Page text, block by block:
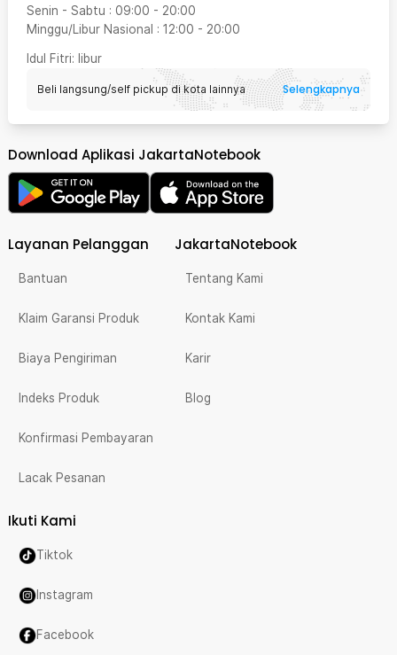
Senin - Sabtu : 09:00 - 20:00
Minggu/Libur Nasional : 12:00 - 20:00
Idul Fitri: libur
Beli langsung/self pickup di kota lainnya Selengkapnya
Download Aplikasi JakartaNotebook
Layanan Pelanggan
Bantuan
Klaim Garansi Produk
Biaya Pengiriman
Indeks Produk
Konfirmasi Pembayaran
Lacak Pesanan
JakartaNotebook
Tentang Kami
Kontak Kami
Karir
Blog
Ikuti Kami
Tiktok
Instagram
Facebook